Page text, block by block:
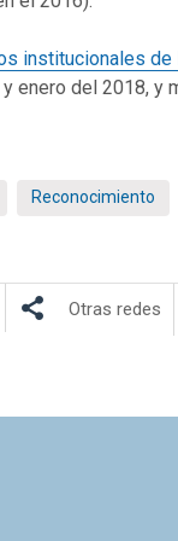
institucionales de
enero del 2018, y
Reconocimiento
Otras redes